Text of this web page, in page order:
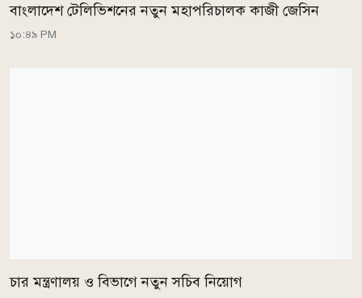
বাংলাদেশ টেলিভিশনের নতুন মহাপরিচালক কাজী জেসিন
১০:৪৯ PM
চার মন্ত্রণালয় ও বিভাগে নতুন সচিব নিয়োগ